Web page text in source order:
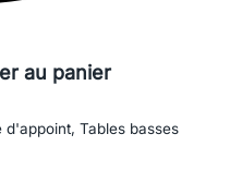
au panier
d'appoint, Tables basses